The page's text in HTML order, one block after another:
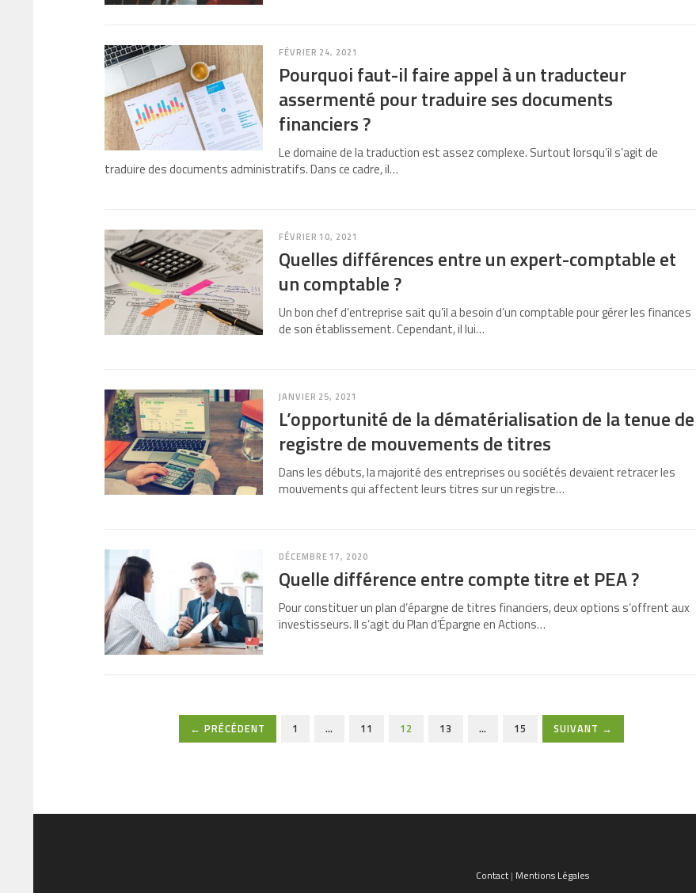
FÉVRIER 24, 2021
Pourquoi faut-il faire appel à un traducteur
assermenté pour traduire ses documents
financiers ?
Le domaine de la traduction est assez complexe. Surtout lorsqu’il s’agit de
traduire des documents administratifs. Dans ce cadre, il…
FÉVRIER 10, 2021
Quelles différences entre un expert-comptable et
un comptable ?
Un bon chef d’entreprise sait qu’il a besoin d’un comptable pour gérer les finances
de son établissement. Cependant, il lui…
JANVIER 25, 2021
L’opportunité de la dématérialisation de la tenue de
registre de mouvements de titres
Dans les débuts, la majorité des entreprises ou sociétés devaient retracer les
mouvements qui affectent leurs titres sur un registre…
DÉCEMBRE 17, 2020
Quelle différence entre compte titre et PEA ?
Pour constituer un plan d’épargne de titres financiers, deux options s’offrent aux
investisseurs. Il s’agit du Plan d’Épargne en Actions…
← PRÉCÉDENT 1 … 11 12 13 … 15 SUIVANT →
Contact| Mentions Légales